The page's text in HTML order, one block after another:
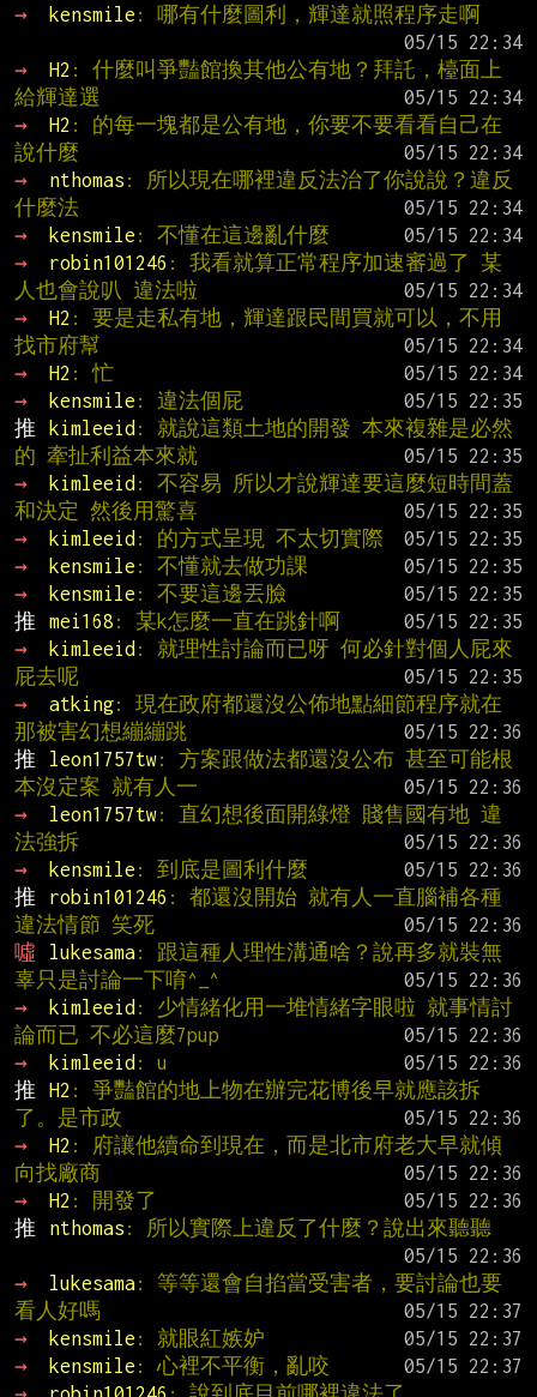
→
kensmile : 哪有什麼圖利，輝達就照程序走啊
→
H2 : 什麼叫爭豔館換其他公有地？拜託，檯面上
給輝達選
→
H2 : 的每一塊都是公有地，你要不要看看自己在
說什麼
→
nthomas : 所以現在哪裡違反法治了你說說？違反
什麼法
→
kensmile : 不懂在這邊亂什麼
→
robin101246 : 我看就算正常程序加速審過了 某
人也會說叭 違法啦
→
H2 : 要是走私有地，輝達跟民間買就可以，不用
找市府幫
→
H2 : 忙
→
kensmile : 違法個屁
推
kimleeid : 就說這類土地的開發 本來複雜是必然
的 牽扯利益本來就
→
kimleeid : 不容易 所以才說輝達要這麼短時間蓋
和決定 然後用驚喜
→
kimleeid : 的方式呈現 不太切實際
→
kensmile : 不懂就去做功課
→
kensmile : 不要這邊丟臉
推
mei168 : 某k怎麼一直在跳針啊
→
kimleeid : 就理性討論而已呀 何必針對個人屁來
屁去呢
→
atking: 現在政府都還沒公佈地點細節程序就在
那被害幻想繃繃跳
推
leon1757tw: 方案跟做法都還沒公布 甚至可能根
本沒定案 就有人一
→
leon1757tw: 直幻想後面開綠燈 賤售國有地 違
法強拆
→
kensmile : 到底是圖利什麼
推
robin101246 : 都還沒開始 就有人一直腦補各種
違法情節 笑死
噓
lukesama: 跟這種人理性溝通啥？說再多就裝無
辜只是討論一下唷^_^
→
kimleeid : 少情緒化用一堆情緒字眼啦 就事情討
論而已 不必這麼7pup
→
kimleeid : u
推
H2 : 爭豔館的地上物在辦完花博後早就應該拆
了。是市政
→
H2 : 府讓他續命到現在，而是北市府老大早就傾
向找廠商
→
H2 : 開發了
推
nthomas : 所以實際上違反了什麼？說出來聽聽
→
lukesama: 等等還會自掐當受害者，要討論也要
看人好嗎
→
kensmile : 就眼紅嫉妒
→
kensmile : 心裡不平衡，亂咬